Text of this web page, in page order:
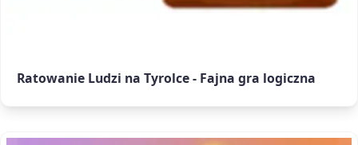
Ratowanie Ludzi na Tyrolce - Fajna gra logiczna